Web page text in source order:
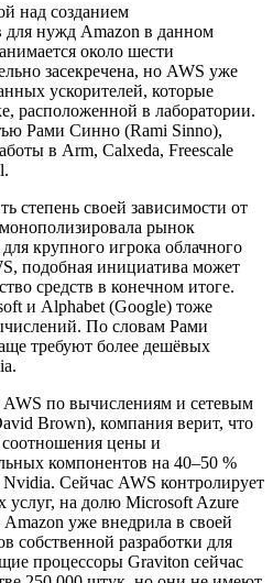
над созданием
нужд Amazon в данном
около шести
засекречена, но AWS уже
ускорителей, которые
расположенной в лаборатории.
Рами Синно (Rami Sinno),
в Arm, Calxeda, Freescale
степень своей зависимости от
рынок
крупного игрока облачного
подобная инициатива может
средств в конечном итоге.
и Alphabet (Google) тоже
По словам Рами
требуют более дешёвых
по вычислениям и сетевым
Brown), компания верит, что
цены и
компонентов на 40–50 %
Сейчас AWS контролирует
услуг, на долю Microsoft Azure
уже внедрила в своей
собственной разработки для
процессоры Graviton сейчас